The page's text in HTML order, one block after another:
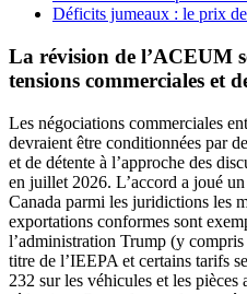
Déficits jumeaux : le prix
La révision de l’ACEUM
tensions commerciales et
Les négociations commerciales
devraient être conditionnées par
et de détente à l’approche des
en juillet 2026. L’accord a joué
Canada parmi les juridictions les
exportations conformes sont
l’administration Trump (y
titre de l’IEEPA et certains tarifs
232 sur les véhicules et les